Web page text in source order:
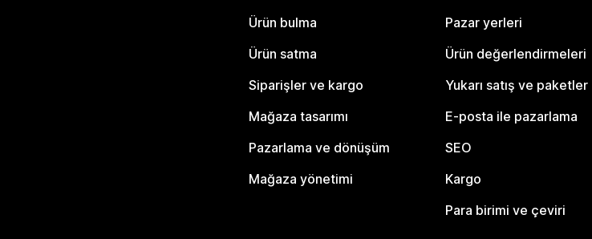
Ürün bulma
Ürün satma
Siparişler ve kargo
Mağaza tasarımı
Pazarlama ve dönüşüm
Mağaza yönetimi
Pazar yerleri
Ürün değerlendirmeleri
Yukarı satış ve paketler
E-posta ile pazarlama
SEO
Kargo
Para birimi ve çeviri